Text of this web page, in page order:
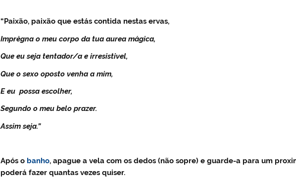
“ Paixão, paixão que estás contida nestas ervas,
Imprègna o meu corpo da tua aurea mágica,
Que eu seja tentador/a e irresistivel,
Que o sexo oposto venha a mim,
E eu possa escolher,
Segundo o meu belo prazer.
Assim seja.”
Após o banho, apague a vela com os dedos (não sopre) e guarde-a para um
poderá fazer quantas vezes quiser.